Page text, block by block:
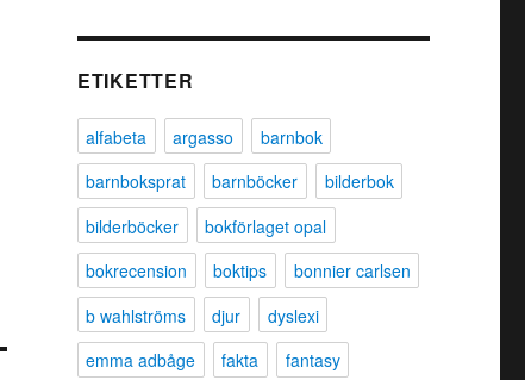
ETIKETTER
alfabeta argasso
barnbok
barnboksprat
barnböcker
bilderbok
bilderböcker
bokförlaget opal
bokrecension
boktips
bonnier carlsen
b wahlströms
djur
dyslexi
emma adbåge
fakta
fantasy